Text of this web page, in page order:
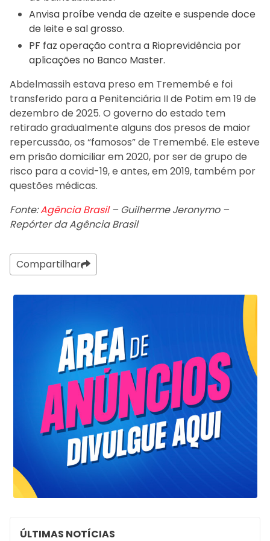
Anvisa proíbe venda de azeite e suspende doce
de leite e sal grosso.
PF faz operação contra a Rioprevidência por
aplicações no Banco Master.
Abdelmassih estava preso em Tremembé e foi
transferido para a Penitenciária II de Potim em 19 de
dezembro de 2025. O governo do estado tem
retirado gradualmente alguns dos presos de maior
repercussão, os “famosos” de Tremembé. Ele esteve
em prisão domiciliar em 2020, por ser de grupo de
risco para a covid-19, e antes, em 2019, também por
questões médicas.
Fonte:Agência Brasil– Guilherme Jeronymo –
Repórter da Agência Brasil
Compartilhar
ÚLTIMAS NOTÍCIAS